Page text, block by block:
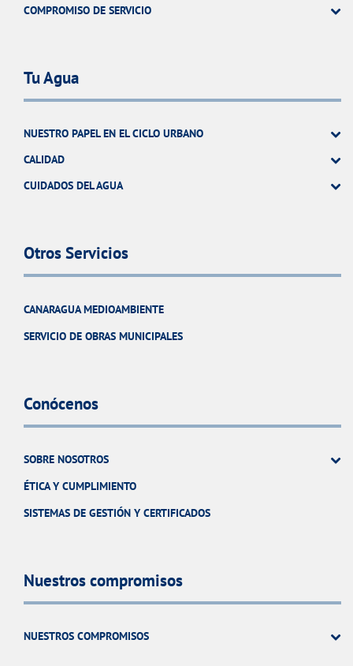
COMPROMISO DE SERVICIO
Tu Agua
NUESTRO PAPEL EN EL CICLO URBANO
CALIDAD
CUIDADOS DEL AGUA
Otros Servicios
CANARAGUA MEDIOAMBIENTE
SERVICIO DE OBRAS MUNICIPALES
Conócenos
SOBRE NOSOTROS
ÉTICA Y CUMPLIMIENTO
SISTEMAS DE GESTIÓN Y CERTIFICADOS
Nuestros compromisos
NUESTROS COMPROMISOS